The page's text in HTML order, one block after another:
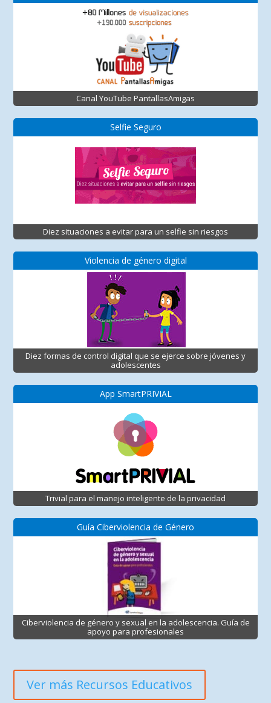
Canal YouTube PantallasAmigas
Selfie Seguro
Diez situaciones a evitar para un selfie sin riesgos
Violencia de género digital
Diez formas de control digital que se ejerce sobre jóvenes y
adolescentes
App SmartPRIVIAL
Trivial para el manejo inteligente de la privacidad
Guía Ciberviolencia de Género
Ciberviolencia de género y sexual en la adolescencia. Guía de
apoyo para profesionales
Ver más Recursos Educativos